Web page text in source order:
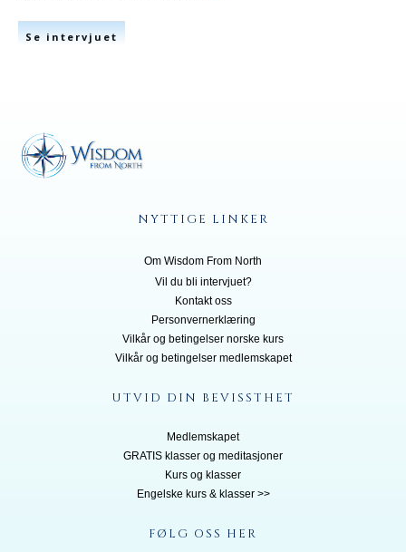
Se intervjuet
NYTTIGE LINKER
Om Wisdom From North
Vil du bli intervjuet?
Kontakt oss
Personvernerklæring
Vilkår og betingelser norske kurs
Vilkår og betingelser medlemskapet
UTVID DIN BEVISSTHET
Medlemskapet
GRATIS klasser og meditasjoner
Kurs og klasser
Engelske kurs & klasser >>
FØLG OSS HER